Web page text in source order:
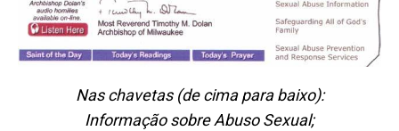
Nas chavetas (de cima para baixo):
Informação sobre Abuso Sexual;